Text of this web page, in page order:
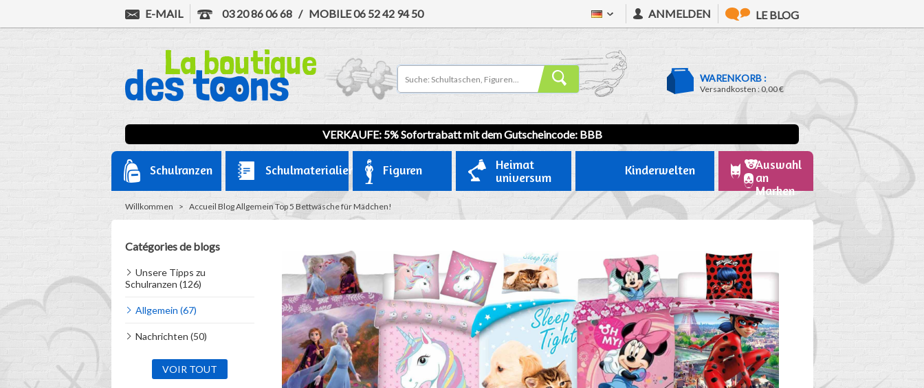
E-MAIL 03 20 86 06 68 / MOBILE06 52 42 94 50 ANMELDEN LE BLOG
WARENKORB :
Versandkosten :0,00 €
VERKAUFE: 5% Sofortrabatt mit dem Gutscheincode: BBB
Schulranzen Schulmaterialien Figuren
Heimat
universum
Kinderwelten
Auswahl
an
Marken
Willkommen > Accueil BlogAllgemeinTop 5 Bettwäsche für Mädchen!
Catégories de blogs
Unsere Tipps zu
Schulranzen (126)
Allgemein (67)
Nachrichten (50)
VOIR TOUT